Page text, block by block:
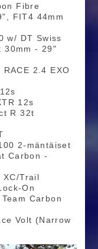
Fibre
FIT4 44mm
w/ DT Swiss
30mm - 29"
RACE 2.4 EXO
12s
R 32t
2-mäntäiset
Carbon -
XC/Trail
On
Carbon
Volt (Narrow